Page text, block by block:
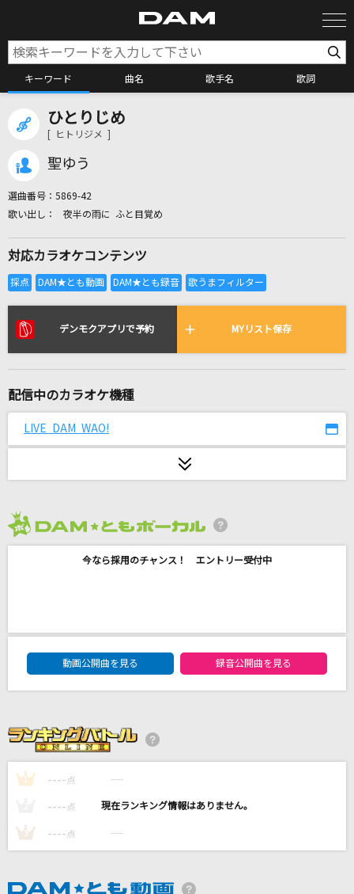
キーワード 曲名 歌手名 歌詞
全国りれき
リアルタイムで歌われている曲の一覧
[生音]恋
[生音]ボクノート
Da-iCE
[生音]千の夜をこえて
[生音]フレア
ひとりじめ
[ ヒトリジメ ]
聖ゆう
選曲番号： 5869-42
夜半の雨に ふと目覚め
対応カラオケコンテンツ
デンモクアプリで予約 MYリスト保存
配信中のカラオケ機種
LIVE DAM WAO!
今なら採用のチャンス！ エントリー受付中
DAM★ともボーカルエントリーランキング
動画公開曲を見る
録音公開曲を見る
1 ---- 点 ----
---- 点 ----
3 ---- 点 ----